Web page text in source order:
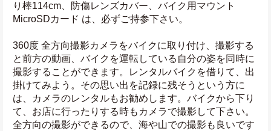
り棒114cm、防傷レンズカバー、バイク用マウント
MicroSDカード は、必ずご持参下さい。
360度 全方向撮影カメラをバイクに取り付け、撮影する
と前方の動画、バイクを運転している自分の姿を同時に
撮影することができます。レンタルバイクを借りて、出
掛けてみよう。その思い出を記録に残そうという方に
は、カメラのレンタルもお勧めします。バイクから下り
て、お店に行ったりする時もカメラで撮影して下さい。
全方向の撮影ができるので、海や山での撮影も良いです